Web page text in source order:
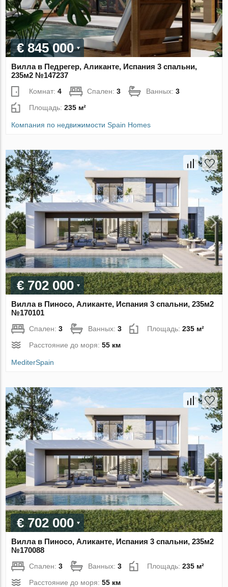
€ 845 000
Вилла в Педрегер, Аликанте, Испания 3 спальни,
235м2 №147237
Комнат:4 Спален:3 Ванных:3
Площадь:235 м²
Компания по недвижимости Spain Homes
€ 702 000
Вилла в Пиносо, Аликанте, Испания 3 спальни, 235м2
№170101
Спален:3 Ванных:3 Площадь:235 м²
Расстояние до моря:55 км
MediterSpain
€ 702 000
Вилла в Пиносо, Аликанте, Испания 3 спальни, 235м2
№170088
Спален:3 Ванных:3 Площадь:235 м²
Расстояние до моря:55 км